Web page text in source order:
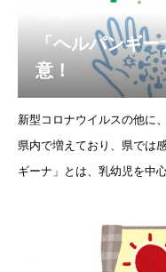
「ヘルパンギ
意！
テーションビブ
新型コロナウイルスの他に
県内で増えており、県では
ギーナ」とは、乳幼児を中